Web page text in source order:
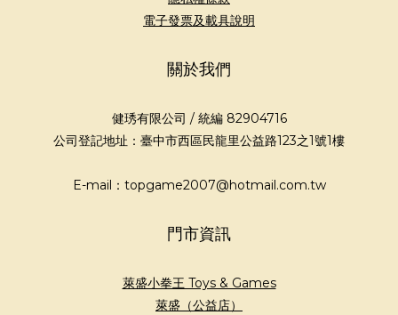
電子發票及載具說明
關於我們
健琇有限公司 / 統編 82904716
公司登記地址：臺中市西區民龍里公益路123之1號1樓
E-mail：topgame2007@hotmail.com.tw
門市資訊
萊盛小拳王 Toys & Games
萊盛（公益店）